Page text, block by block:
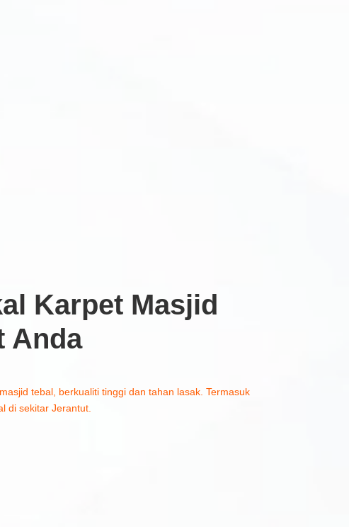
Karpet Masjid
Anda
tebal, berkualiti tinggi dan tahan lasak. Termasuk
di sekitar Jerantut.